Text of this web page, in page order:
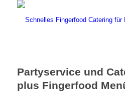
Partyservice und
plus Fingerfood